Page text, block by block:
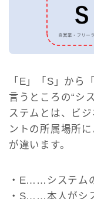
「E」「S」から
言うところの“シ
ステムとは、ビ
ントの所属場所
が違います。
・E……システム
・S……本人がシ